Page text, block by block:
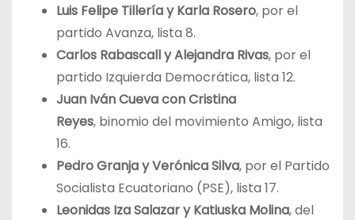
Luis Felipe Tillería y Karla Rosero, por el
partido Avanza, lista 8.
Carlos Rabascall y Alejandra Rivas, por el
partido Izquierda Democrática, lista 12.
Juan Iván Cueva con Cristina
Reyes, binomio del movimiento Amigo, lista
16.
Pedro Granja y Verónica Silva, por el Partido
Socialista Ecuatoriano (PSE), lista 17.
Leonidas Iza Salazar y Katiuska Molina,del